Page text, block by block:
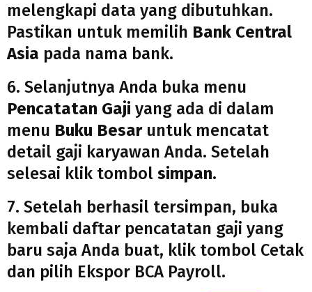
melengkapi data yang dibutuhkan.
Pastikan untuk memilih Bank Central
Asia pada nama bank.
6. Selanjutnya Anda buka menu
Pencatatan Gaji yang ada di dalam
menu Buku Besar untuk mencatat
detail gaji karyawan Anda. Setelah
selesai klik tombol simpan.
7. Setelah berhasil tersimpan, buka
kembali daftar pencatatan gaji yang
baru saja Anda buat, klik tombol Cetak
dan pilih Ekspor BCA Payroll.